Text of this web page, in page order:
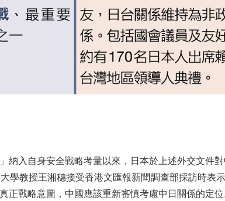
入自身安全戰略考量以來，日本於上述外交文件
學教授王湘穗接受香港文匯報新聞調查部採訪時表
戰略意圖，中國應該重新審慎考慮中日關係的定位